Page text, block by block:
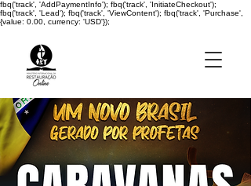
fbq('track', 'AddPaymentInfo'); fbq('track', 'InitiateCheckout');
fbq('track', 'Lead'); fbq('track', 'ViewContent'); fbq('track', 'Purchase',
{value: 0.00, currency: 'USD'});